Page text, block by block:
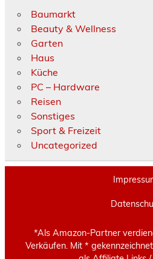
Baumarkt
Beauty & Wellness
Garten
Haus
Küche
PC – Hardware
Reisen
Sonstiges
Sport & Freizeit
Uncategorized
*Als Amazon-Partner
Verkäufen. Mit *